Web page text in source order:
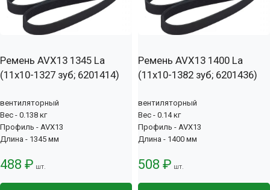
Ремень AVX13 1345 La
(11х10-1327 зуб; 6201414)
вентиляторный
Вес - 0.138 кг
Профиль - AVX13
Длина - 1345 мм
488 ₽ шт.
Ремень AVX13 1400 La
(11х10-1382 зуб; 6201436)
вентиляторный
Вес - 0.14 кг
Профиль - AVX13
Длина - 1400 мм
508 ₽ шт.